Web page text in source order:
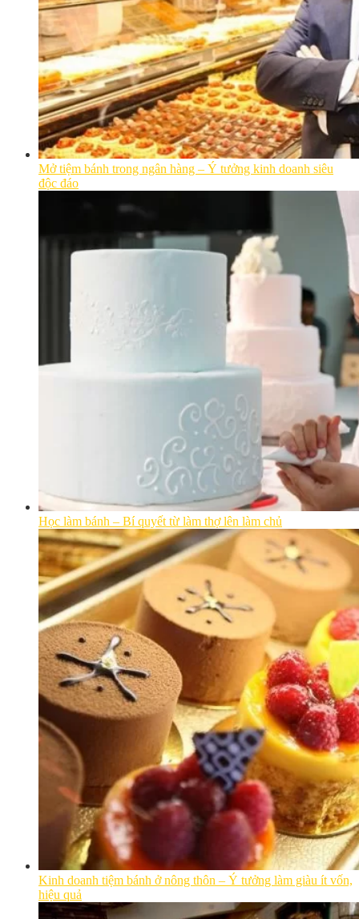
Mở tiệm bánh trong ngân hàng – Ý tưởng kinh doanh siêu
độc đáo
Học làm bánh – Bí quyết từ làm thợ lên làm chủ
Kinh doanh tiệm bánh ở nông thôn – Ý tưởng làm giàu ít vốn,
hiệu quả